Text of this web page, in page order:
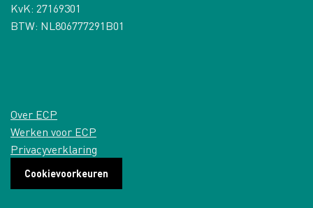
KvK: 27169301
BTW: NL806777291B01
Over ECP
Werken voor ECP
Privacyverklaring
Cookievoorkeuren